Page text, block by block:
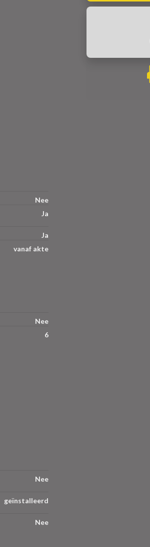
Nee
Ja
Ja
vanaf akte
Nee
6
Nee
geïnstalleerd
Nee